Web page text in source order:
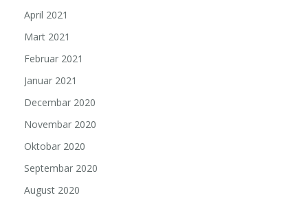
April 2021
Mart 2021
Februar 2021
Januar 2021
Decembar 2020
Novembar 2020
Oktobar 2020
Septembar 2020
August 2020